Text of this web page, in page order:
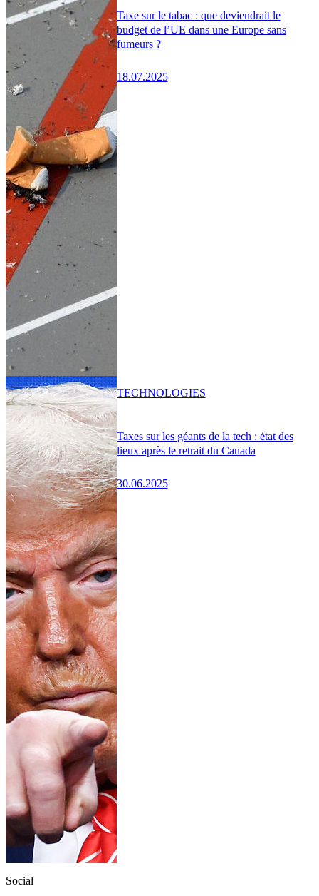
Taxe sur le tabac : que deviendrait le
budget de l’UE dans une Europe sans
fumeurs ?
18.07.2025
Taxes sur les géants de la tech : état des
lieux après le retrait du Canada
30.06.2025
TECHNOLOGIES
Social